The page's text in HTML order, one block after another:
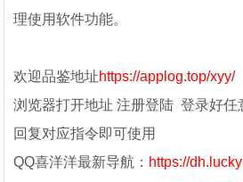
理使用软件功能。
欢迎品鉴地址https://applog.top/xyy/
浏览器打开地址 注册登陆 登录好任
回复对应指令即可使用
QQ喜洋洋最新导航： https://